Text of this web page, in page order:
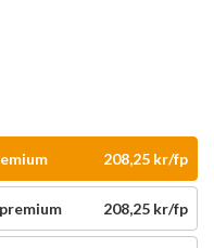
208,25 kr/fp
208,25 kr/fp